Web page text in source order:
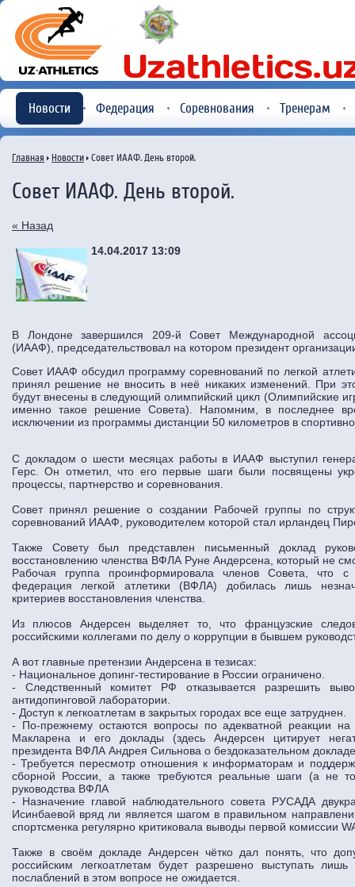
Новости Федерация Соревнования Тренерам
Главная Новости Совет ИААФ. День второй.
Совет ИААФ. День второй.
« Назад
14.04.2017 13:09
В Лондоне завершился 209-й Совет Международной
(ИААФ), председательствовал на котором президент
Совет ИААФ обсудил программу соревнований по легкой
принял решение не вносить в неё никаких изменений. При
будут внесены в следующий олимпийский цикл (Олимпийские
именно такое решение Совета). Напомним, в последнее
исключении из программы дистанции 50 километров в
С докладом о шести месяцах работы в ИААФ выступил
Герс. Он отметил, что его первые шаги были посвящены
процессы, партнерство и соревнования.
Совет принял решение о создании Рабочей группы по
соревнований ИААФ, руководителем которой стал ирландец
Также Совету был представлен письменный доклад
восстановлению членства ВФЛА Руне Андерсена, который не
Рабочая группа проинформировала членов Совета, что
федерация легкой атлетики (ВФЛА) добилась лишь
критериев восстановления членства.
Из плюсов Андерсен выделяет то, что французские
российскими коллегами по делу о коррупции в бывшем
А вот главные претензии Андерсена в тезисах:
- Национальное допинг-тестирование в России ограничено.
- Следственный комитет РФ отказывается разрешить
антидопинговой лаборатории.
- Доступ к легкоатлетам в закрытых городах все еще затруднен.
- По-прежнему остаются вопросы по адекватной реакции
Макларена и его доклады (здесь Андерсен цитирует
президента ВФЛА Андрея Сильнова о бездоказательном
- Требуется пересмотр отношения к информаторам и
сборной России, а также требуются реальные шаги (а не
руководства ВФЛА
- Назначение главой наблюдательного совета РУСАДА
Исинбаевой вряд ли является шагом в правильном
спортсменка регулярно критиковала выводы первой комиссии
Также в своём докладе Андерсен чётко дал понять, что
российским легкоатлетам будет разрешено выступать
послаблений в этом вопросе не ожидается.